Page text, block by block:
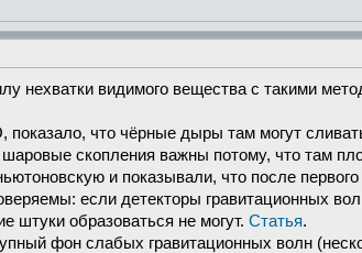
нехватки видимого вещества с такими
что чёрные дыры там могут
скопления важны потому, что там
и показывали, что после первого
если детекторы гравитационных
штуки образоваться не могут. Статья.
фон слабых гравитационных волн